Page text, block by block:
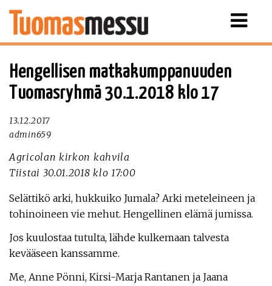
Näytä
Hengellisen matkakumppanuuden
Tuomasryhmä 30.1.2018 klo 17
13.12.2017
admin659
Agricolan kirkon kahvila
Tiistai 30.01.2018 klo 17:00
Selättikö arki, hukkuiko Jumala? Arki meteleineen ja
tohinoineen vie mehut. Hengellinen elämä jumissa.
Jos kuulostaa tutulta, lähde kulkemaan talvesta
kevääseen kanssamme.
Me, Anne Pönni, Kirsi-Marja Rantanen ja Jaana